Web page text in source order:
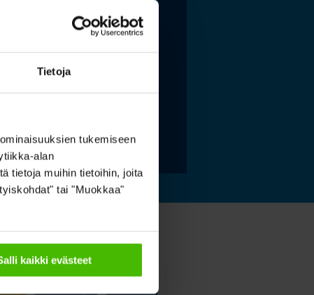
Tietoja
tukemiseen
alan
tietoja muihin tietoihin, joita
tai "Muokkaa"
kaikki evästeet
ja
ja kestävät
lisää »